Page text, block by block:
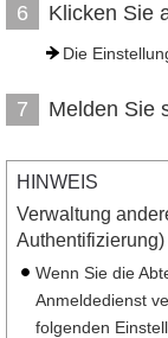
6 Klicken Sie
Die
7 Melden Sie
HINWEIS
Verwaltung
Authentifizierung)
Wenn Sie die
Anmeldedienst
folgenden